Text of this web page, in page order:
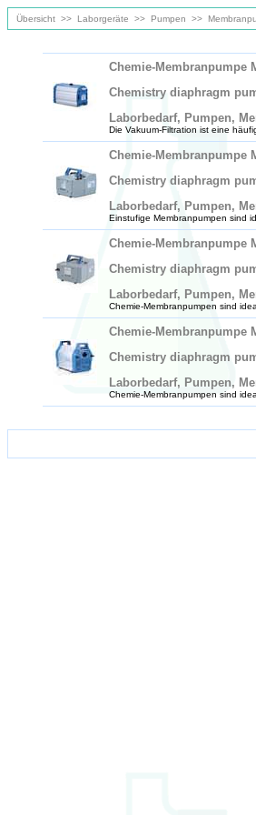
Übersicht >> Laborgeräte >> Pumpen >>
Chemie-Membranpumpe
Chemistry diaphragm
Laborbedarf, Pumpen,
Die Vakuum-Filtration ist eine
Chemie-Membranpumpe
Chemistry diaphragm
Laborbedarf, Pumpen,
Einstufige Membranpumpen sind
Chemie-Membranpumpe
Chemistry diaphragm
Laborbedarf, Pumpen,
Chemie-Membranpumpen sind
Chemie-Membranpumpe
Chemistry diaphragm
Laborbedarf, Pumpen,
Chemie-Membranpumpen sind